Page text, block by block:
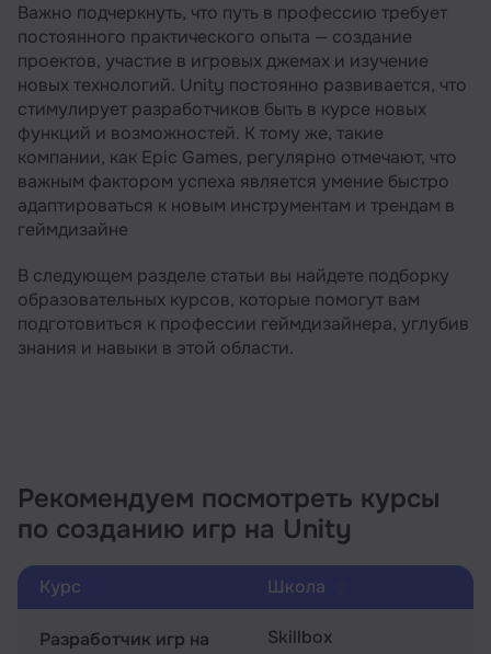
Важно подчеркнуть, что путь в профессию требует
постоянного практического опыта — создание
проектов, участие в игровых джемах и изучение
новых технологий. Unity постоянно развивается, что
стимулирует разработчиков быть в курсе новых
функций и возможностей. К тому же, такие
компании, как Epic Games, регулярно отмечают, что
важным фактором успеха является умение быстро
адаптироваться к новым инструментам и трендам в
геймдизайне
В следующем разделе статьи вы найдете подборку
образовательных курсов, которые помогут вам
подготовиться к профессии геймдизайнера, углубив
знания и навыки в этой области.
Рекомендуем посмотреть курсы
по созданию игр на Unity
Курс Школа
Разработчик игр на
Skillbox